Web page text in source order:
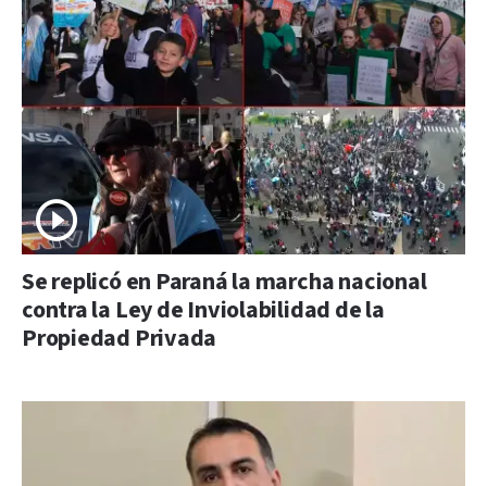
Se replicó en Paraná la marcha nacional
contra la Ley de Inviolabilidad de la
Propiedad Privada